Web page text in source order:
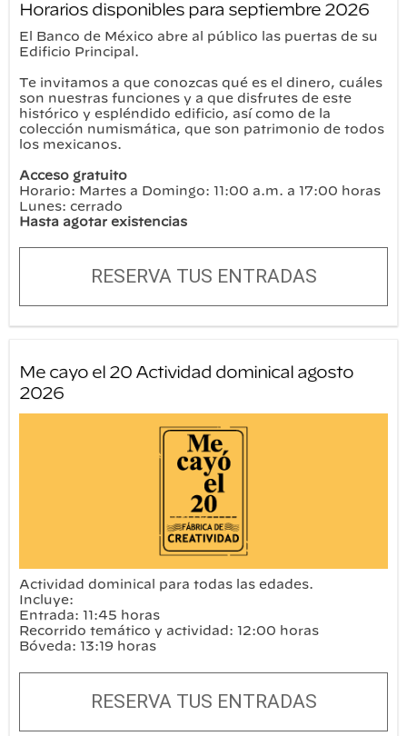
Horarios disponibles para septiembre 2026
El Banco de México abre al público las puertas de su
Edificio Principal.
Te invitamos a que conozcas qué es el dinero, cuáles
son nuestras funciones y a que disfrutes de este
histórico y espléndido edificio, así como de la
colección numismática, que son patrimonio de todos
los mexicanos.
Acceso gratuito
Horario: Martes a Domingo: 11:00 a.m. a 17:00 horas
Lunes: cerrado
Hasta agotar existencias
RESERVA TUS ENTRADAS
Me cayo el 20 Actividad dominical agosto
2026
Actividad dominical para todas las edades.
Incluye:
Entrada: 11:45 horas
Recorrido temático y actividad: 12:00 horas
Bóveda: 13:19 horas
RESERVA TUS ENTRADAS